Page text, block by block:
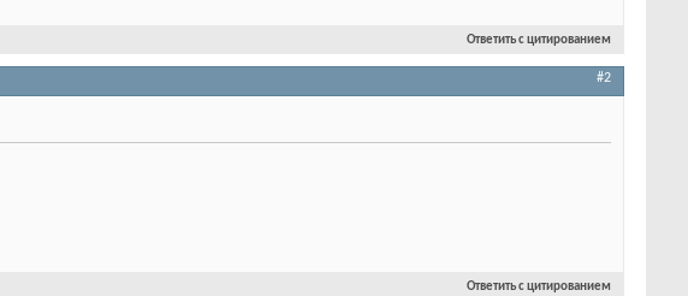
Ответить с цитированием
#2
Ответить с цитированием